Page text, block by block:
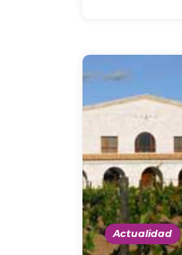
Actualidad